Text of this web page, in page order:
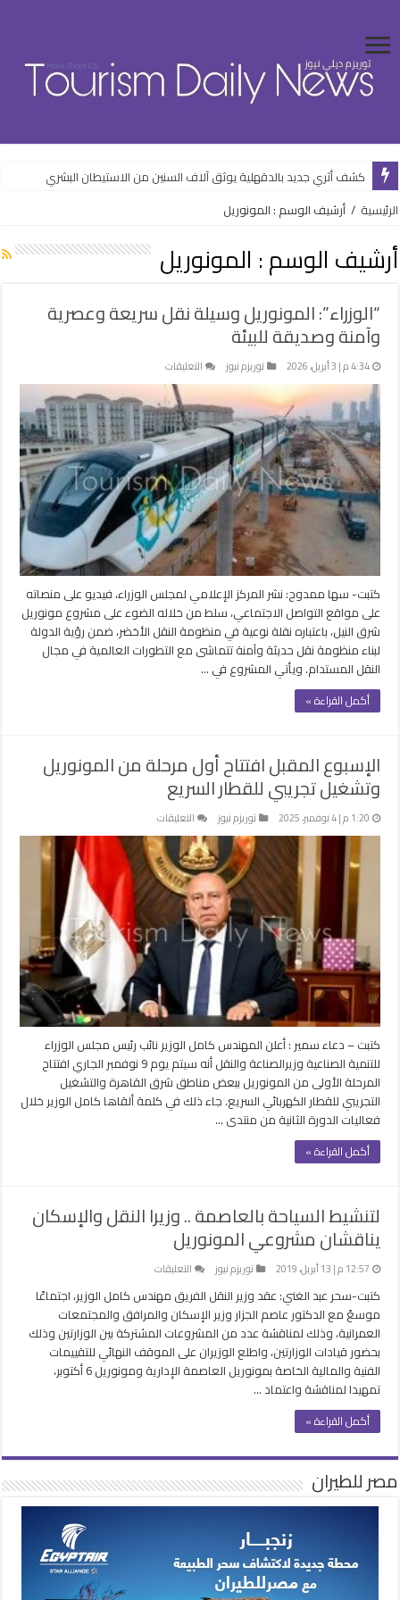
كشف أثري جديد بالدقهلية يوثق آلاف السنين من الاستيطان البشري
الرئيسية / أرشيف الوسم : المونوريل
أرشيف الوسم : المونوريل
“الوزراء”: المونوريل وسيلة نقل سريعة وعصرية
وآمنة وصديقة للبيئة
4:34 م | 3 أبريل، 2026 توريزم نيوز التعليقات
“الوزراء”:
المونوريل
وسيلة
نقل
سريعة
وعصرية
وآمنة
وصديقة
للبيئة
مغلقة
كتبت- سها ممدوح: نشر المركز الإعلامي لمجلس الوزراء، فيديو على منصاته
على مواقع التواصل الاجتماعي، سلط من خلاله الضوء على مشروع مونوريل
شرق النيل، باعتباره نقلة نوعية في منظومة النقل الأخضر، ضمن رؤية الدولة
لبناء منظومة نقل حديثة وآمنة تتماشى مع التطورات العالمية في مجال
النقل المستدام. ويأتي المشروع في …
أكمل القراءة »
الإسبوع المقبل افتتاح أول مرحلة من المونوريل
وتشغيل تجريبي للقطار السريع
1:20 م | 4 نوفمبر، 2025 توريزم نيوز التعليقات
الإسبوع
المقبل
افتتاح
أول
مرحلة
من
المونوريل
وتشغيل
تجريبي
للقطار
السريع
مغلقة
كتبت – دعاء سمير : أعلن المهندس كامل الوزير نائب رئيس مجلس الوزراء
للتنمية الصناعية وزيرالصناعة والنقل أنه سيتم يوم 9 نوفمبر الجاري افتتاح
المرحلة الأولى من المونوريل ببعض مناطق شرق القاهرة والتشغيل
التجريبي للقطار الكهربائي السريع. جاء ذلك في كلمة ألقاها كامل الوزير خلال
فعاليات الدورة الثانية من منتدى …
أكمل القراءة »
لتنشيط السياحة بالعاصمة .. وزيرا النقل والإسكان
يناقشان مشروعي المونوريل
12:57 م | 13 أبريل، 2019 توريزم نيوز التعليقات
السياحة
بالعاصمة
..
وزيرا
النقل
مغلقة
كتبت-سحر عبد الغني: عقد وزير النقل الفريق مهندس كامل الوزير، اجتماعًا
موسعً مع الدكتور عاصم الجزار وزير الإسكان والمرافق والمجتمعات
العمرانية، وذلك لمناقشة عدد من المشروعات المشتركة بين الوزارتين وذلك
بحضور قيادات الوزارتين، واطلع الوزيران على الموقف النهائي للتقييمات
الفنية والمالية الخاصة بمونوريل العاصمة الإدارية ومونوريل 6 أكتوبر،
تمهيدا لمناقشة واعتماد …
أكمل القراءة »
مصر للطيران